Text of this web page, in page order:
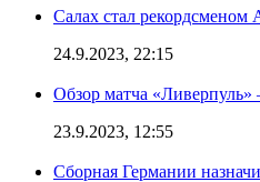
Салах стал
24.9.2023, 22:15
Обзор матча
23.9.2023, 12:55
Сборная Германии